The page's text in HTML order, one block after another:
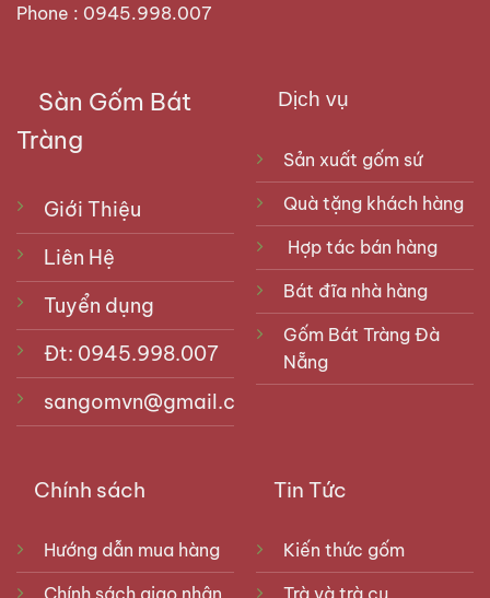
Bát sâm hoa sen vẽ vàng trên bàn thờ
Bát nắp thờ hay còn được biết đến và gọi là bát
sâm, thường được dùng để đựng trà dâng hương.
Phone : 0945.998.007
Sàn Gốm Bát
Tràng
Giới Thiệu
Liên Hệ
Tuyển dụng
Đt: 0945.998.007
sangomvn@gmail.com
Dịch vụ
Sản xuất gốm sứ
Quà tặng khách hàng
Hợp tác bán hàng
Bát đĩa nhà hàng
Gốm Bát Tràng Đà
Nẵng
Chính sách
Hướng dẫn mua hàng
Tin Tức
Kiến thức gốm